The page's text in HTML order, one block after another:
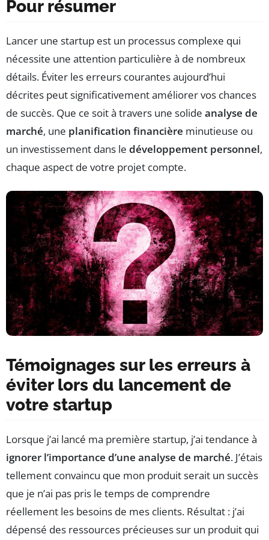
Pour résumer
Lancer une startup est un processus complexe qui
nécessite une attention particulière à de nombreux
détails. Éviter les erreurs courantes aujourd’hui
décrites peut significativement améliorer vos chances
de succès. Que ce soit à travers une solide analyse de
marché, une planification financière minutieuse ou
un investissement dans le développement personnel,
chaque aspect de votre projet compte.
Témoignages sur les erreurs à
éviter lors du lancement de
votre startup
Lorsque j’ai lancé ma première startup, j’ai tendance à
ignorer l’importance d’une analyse de marché. J’étais
tellement convaincu que mon produit serait un succès
que je n’ai pas pris le temps de comprendre
réellement les besoins de mes clients. Résultat : j’ai
dépensé des ressources précieuses sur un produit qui